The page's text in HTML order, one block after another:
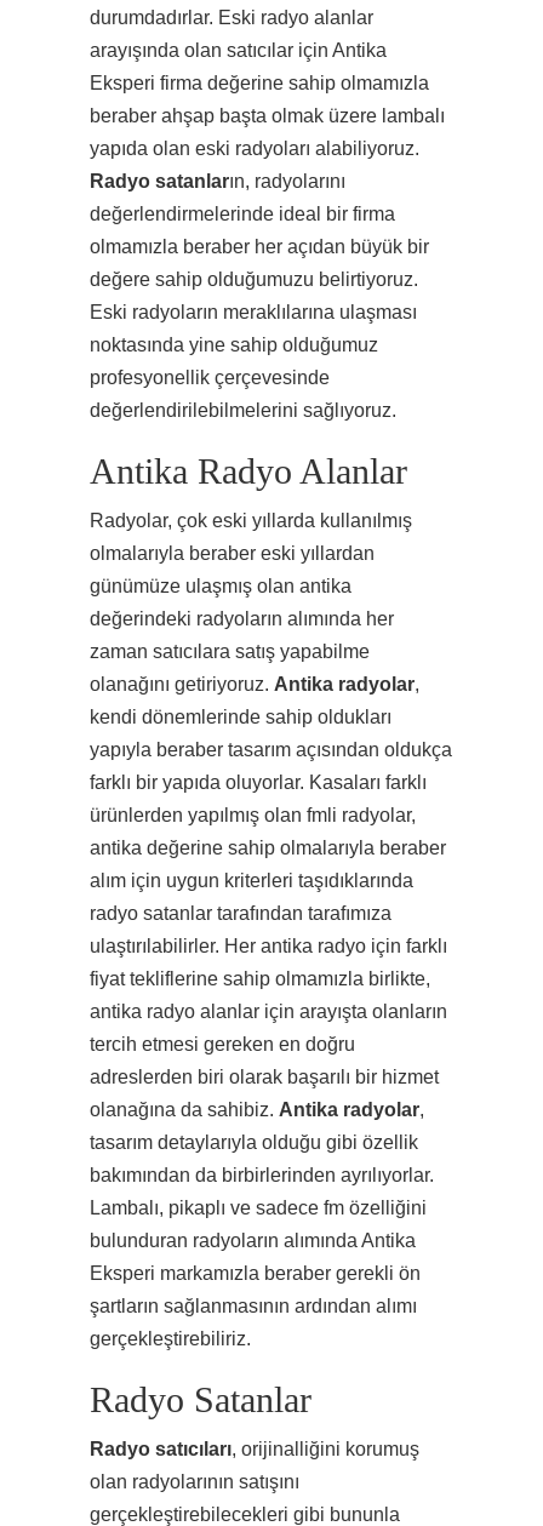
durumdadırlar. Eski radyo alanlar
arayışında olan satıcılar için Antika
Eksperi firma değerine sahip olmamızla
beraber ahşap başta olmak üzere lambalı
yapıda olan eski radyoları alabiliyoruz.
Radyo satanların, radyolarını
değerlendirmelerinde ideal bir firma
olmamızla beraber her açıdan büyük bir
değere sahip olduğumuzu belirtiyoruz.
Eski radyoların meraklılarına ulaşması
noktasında yine sahip olduğumuz
profesyonellik çerçevesinde
değerlendirilebilmelerini sağlıyoruz.
Antika Radyo Alanlar
Radyolar, çok eski yıllarda kullanılmış
olmalarıyla beraber eski yıllardan
günümüze ulaşmış olan antika
değerindeki radyoların alımında her
zaman satıcılara satış yapabilme
olanağını getiriyoruz. Antika radyolar,
kendi dönemlerinde sahip oldukları
yapıyla beraber tasarım açısından oldukça
farklı bir yapıda oluyorlar. Kasaları farklı
ürünlerden yapılmış olan fmli radyolar,
antika değerine sahip olmalarıyla beraber
alım için uygun kriterleri taşıdıklarında
radyo satanlar tarafından tarafımıza
ulaştırılabilirler. Her antika radyo için farklı
fiyat tekliflerine sahip olmamızla birlikte,
antika radyo alanlar için arayışta olanların
tercih etmesi gereken en doğru
adreslerden biri olarak başarılı bir hizmet
olanağına da sahibiz. Antika radyolar,
tasarım detaylarıyla olduğu gibi özellik
bakımından da birbirlerinden ayrılıyorlar.
Lambalı, pikaplı ve sadece fm özelliğini
bulunduran radyoların alımında Antika
Eksperi markamızla beraber gerekli ön
şartların sağlanmasının ardından alımı
gerçekleştirebiliriz.
Radyo Satanlar
Radyo satıcıları, orijinalliğini korumuş
olan radyolarının satışını
gerçekleştirebilecekleri gibi bununla